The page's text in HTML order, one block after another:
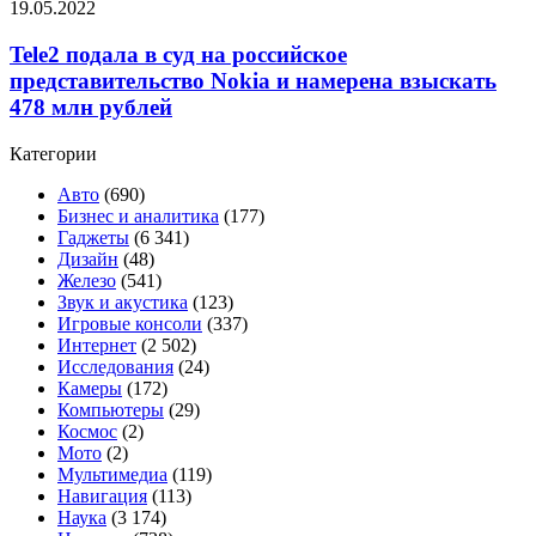
Pixel
Tele2
в
суд
на
российское
Nokia
намерена
взыскать
млн
рублей
19.05.2022
Tele2 подала в суд на российское
представительство Nokia и намерена взыскать
478 млн рублей
Категории
Авто (690)
Бизнес и аналитика (177)
Гаджеты (6 341)
Дизайн (48)
Железо (541)
Звук и акустика (123)
Игровые консоли (337)
Интернет (2 502)
Исследования (24)
Камеры (172)
Компьютеры (29)
Космос (2)
Мото (2)
Мультимедиа (119)
Навигация (113)
Наука (3 174)